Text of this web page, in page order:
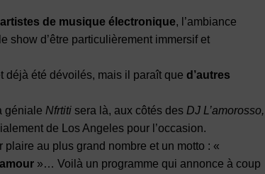
de musique électronique, l’ambiance
show d’être particulièrement immersif et
déjà été dévoilés, mais il paraît que d’autres
géniale Nfrtiti sera là, aux côtés des DJ L’amorosso,
de Los Angeles pour l’occasion.
au plus grand nombre et un motto : «
»… Voilà un programme qui annonce à coup